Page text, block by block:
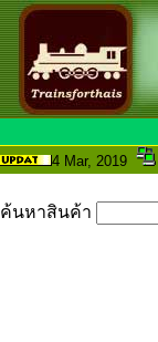
4 Mar, 2019
ค้นหาสินค้า